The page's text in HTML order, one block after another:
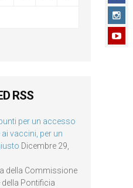
RSS
per un accesso
vaccini, per un
Dicembre 29,
della Commissione
Pontificia